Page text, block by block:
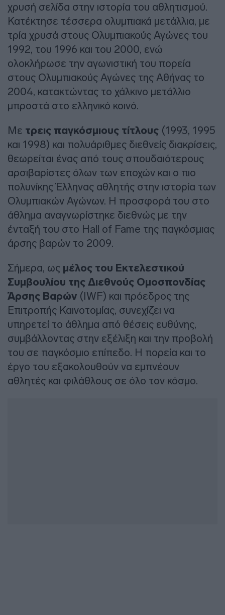
χρυσή σελίδα στην ιστορία του αθλητισμού.
Κατέκτησε τέσσερα ολυμπιακά μετάλλια, με
τρία χρυσά στους Ολυμπιακούς Αγώνες του
1992, του 1996 και του 2000, ενώ
ολοκλήρωσε την αγωνιστική του πορεία
στους Ολυμπιακούς Αγώνες της Αθήνας το
2004, κατακτώντας το χάλκινο μετάλλιο
μπροστά στο ελληνικό κοινό.
Με τρεις παγκόσμιους τίτλους (1993, 1995
και 1998) και πολυάριθμες διεθνείς διακρίσεις,
θεωρείται ένας από τους σπουδαιότερους
αρσιβαρίστες όλων των εποχών και ο πιο
πολυνίκης Έλληνας αθλητής στην ιστορία των
Ολυμπιακών Αγώνων. Η προσφορά του στο
άθλημα αναγνωρίστηκε διεθνώς με την
ένταξή του στο Hall of Fame της παγκόσμιας
άρσης βαρών το 2009.
Σήμερα, ως μέλος του Εκτελεστικού
Συμβουλίου της Διεθνούς Ομοσπονδίας
Άρσης Βαρών (IWF) και πρόεδρος της
Επιτροπής Καινοτομίας, συνεχίζει να
υπηρετεί το άθλημα από θέσεις ευθύνης,
συμβάλλοντας στην εξέλιξη και την προβολή
του σε παγκόσμιο επίπεδο. Η πορεία και το
έργο του εξακολουθούν να εμπνέουν
αθλητές και φιλάθλους σε όλο τον κόσμο.